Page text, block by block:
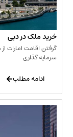
در دبی
امارات از طریق خرید ملک